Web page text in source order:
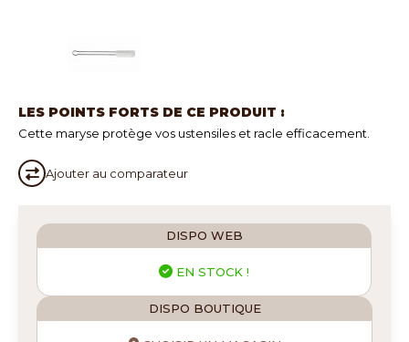
LES POINTS FORTS DE CE PRODUIT :
Cette maryse protège vos ustensiles et racle efficacement.
Ajouter au comparateur
DISPO WEB
EN STOCK !
DISPO BOUTIQUE